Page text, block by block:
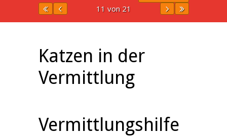
11 von 21
Katzen in der
Vermittlung
Vermittlungshilfe